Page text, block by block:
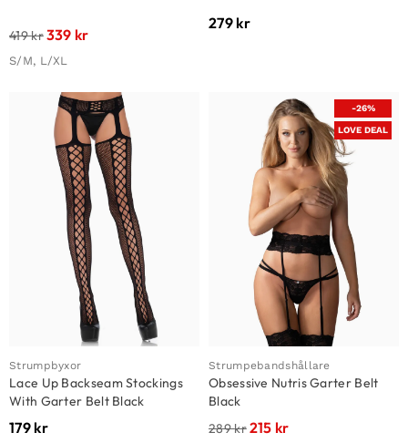
419kr339 kr
S/M, L/XL
279 kr
Strumpbyxor
Lace Up Backseam Stockings
With Garter Belt Black
179 kr
-26%
LOVE DEAL
Strumpebandshållare
Obsessive Nutris Garter Belt
Black
289kr215 kr